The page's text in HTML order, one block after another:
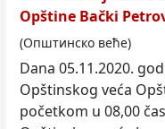
Opštine Bački
(Општинско веће)
Dana 05.11.2020.
Opštinskog veća
početkom u 08,00